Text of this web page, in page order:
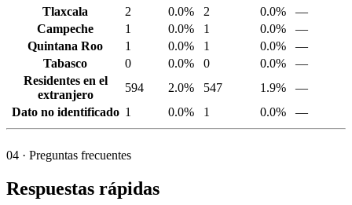
Tlaxcala
2 0.0% 2 0.0%
—
Campeche
1 0.0% 1 0.0%
—
Quintana Roo
1 0.0% 1 0.0%
—
Tabasco
0 0.0% 0 0.0%
—
Residentes en el
extranjero
594 2.0% 547 1.9%
—
Dato no identificado 1 0.0% 1 0.0% —
04 · Preguntas frecuentes
Respuestas rápidas